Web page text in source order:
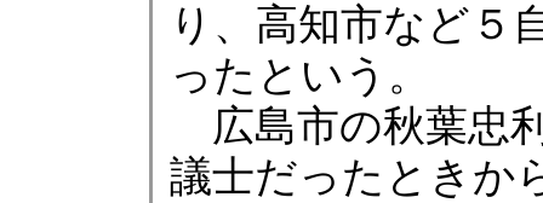
り、高知市など５
ったという。
広島市の秋葉忠
議士だったときか